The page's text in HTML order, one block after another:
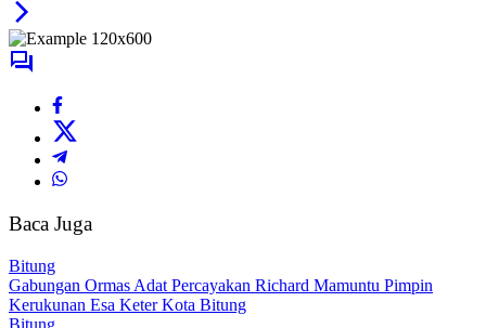
Baca Juga
Bitung
Gabungan Ormas Adat Percayakan Richard Mamuntu Pimpin
Kerukunan Esa Keter Kota Bitung
Bitung